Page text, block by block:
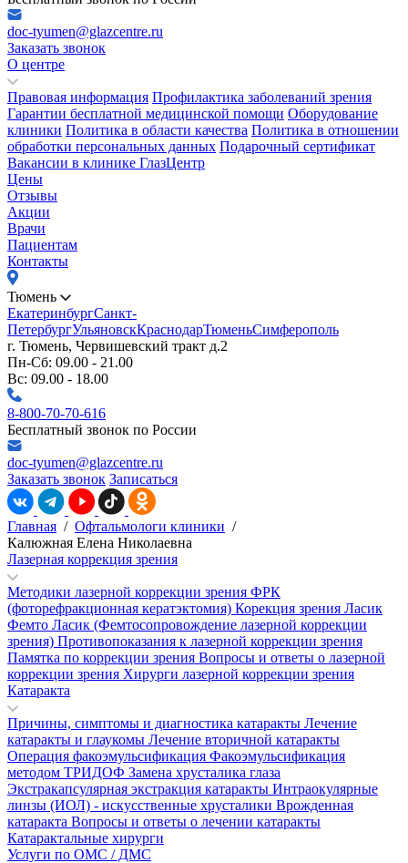
doc-tyumen@glazcentre.ru
Заказать звонок
О центре
Правовая информация Профилактика заболеваний зрения
Гарантии бесплатной медицинской помощи Оборудование
клиники Политика в области качества Политика в отношении
обработки персональных данных Подарочный сертификат
Вакансии в клинике ГлазЦентр
Цены
Отзывы
Акции
Врачи
Пациентам
Контакты
Тюмень
ЕкатеринбургСанкт-
ПетербургУльяновскКраснодарТюменьСимферополь
г. Тюмень, Червишевский тракт д.2
Пн-Сб: 09.00 - 21.00
Вс: 09.00 - 18.00
8-800-70-70-616
Бесплатный звонок по России
doc-tyumen@glazcentre.ru
Заказать звонок Записаться
Главная / Офтальмологи клиники /
Калюжная Елена Николаевна
Лазерная коррекция зрения
Методики лазерной коррекции зрения ФРК
(фоторефракционная кератэктомия) Корекция зрения Ласик
Фемто Ласик (Фемтосопровождение лазерной коррекции
зрения) Противопоказания к лазерной коррекции зрения
Памятка по коррекции зрения Вопросы и ответы о лазерной
коррекции зрения Хирурги лазерной коррекции зрения
Катаракта
Причины, симптомы и диагностика катаракты Лечение
катаракты и глаукомы Лечение вторичной катаракты
Операция факоэмульсификация Факоэмульсификация
методом ТРИДОФ Замена хрусталика глаза
Экстракапсулярная экстракция катаракты Интраокулярные
линзы (ИОЛ) - искусственные хрусталики Врожденная
катаракта Вопросы и ответы о лечении катаракты
Катарактальные хирурги
Услуги по ОМС / ДМС